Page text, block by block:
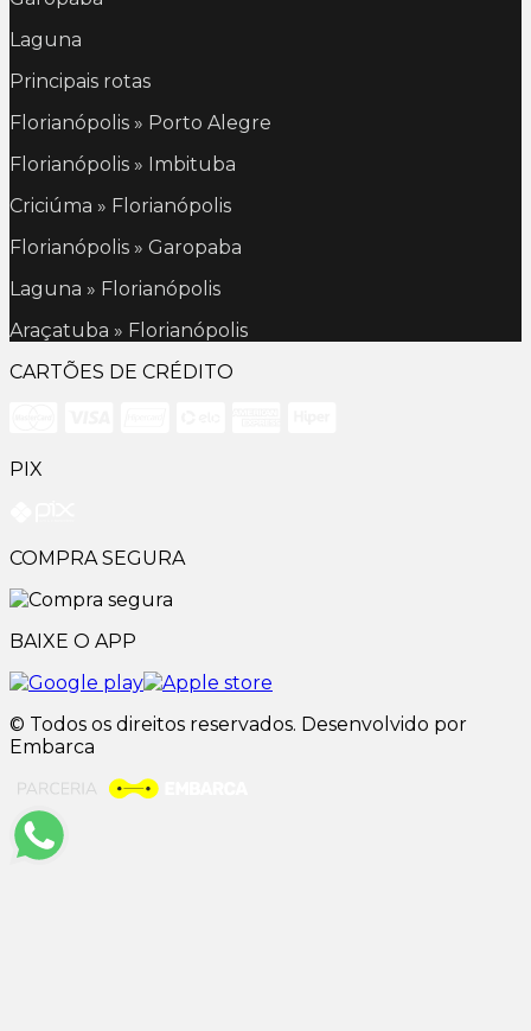
Laguna
Principais rotas
Florianópolis » Porto Alegre
Florianópolis » Imbituba
Criciúma » Florianópolis
Florianópolis » Garopaba
Laguna » Florianópolis
Araçatuba » Florianópolis
CARTÕES DE CRÉDITO
PIX
COMPRA SEGURA
BAIXE O APP
© Todos os direitos reservados. Desenvolvido por
Embarca